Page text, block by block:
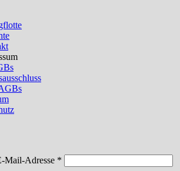
Mail-Adresse *